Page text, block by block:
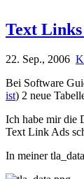
Text
22. Sep., 2006
Bei Software
ist) 2 neue
Ich habe mir die
Text Link Ads
In meiner